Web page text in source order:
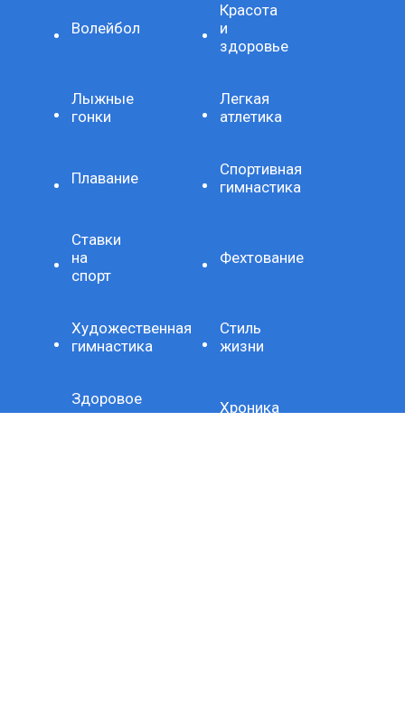
Волейбол
Красота
и
здоровье
Лыжные
гонки
Легкая
атлетика
Плавание
Спортивная
гимнастика
Ставки
на
спорт
Фехтование
Художественная
гимнастика
Стиль
жизни
Здоровое
питание
Хроника